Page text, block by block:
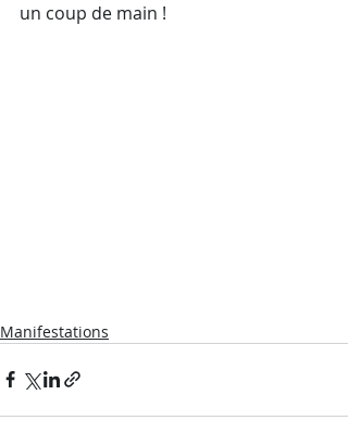
un coup de main !
Manifestations